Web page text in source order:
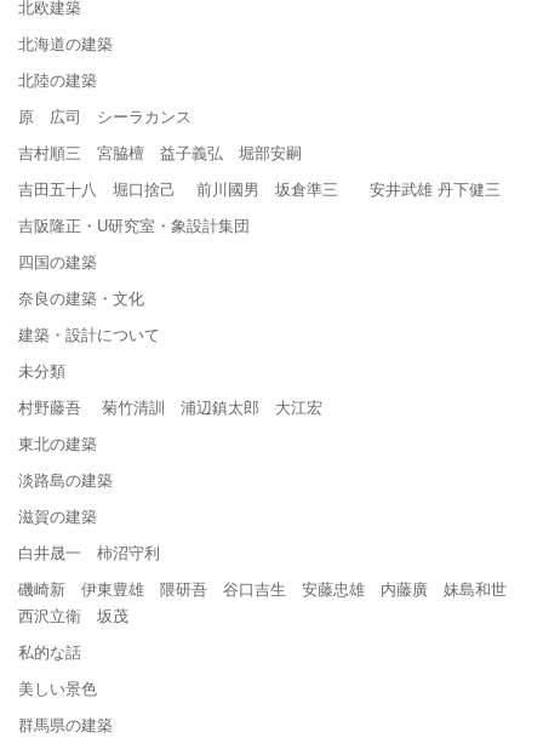
北欧建築
北海道の建築
北陸の建築
原 広司 シーラカンス
吉村順三 宮脇檀 益子義弘 堀部安嗣
吉田五十八 堀口捨己 前川國男 坂倉準三 安井武雄 丹下健三
吉阪隆正・U研究室・象設計集団
四国の建築
奈良の建築・文化
建築・設計について
未分類
村野藤吾 菊竹清訓 浦辺鎮太郎 大江宏
東北の建築
淡路島の建築
滋賀の建築
白井晟一 柿沼守利
磯崎新 伊東豊雄 隈研吾 谷口吉生 安藤忠雄 内藤廣 妹島和世
西沢立衛 坂茂
私的な話
美しい景色
群馬県の建築